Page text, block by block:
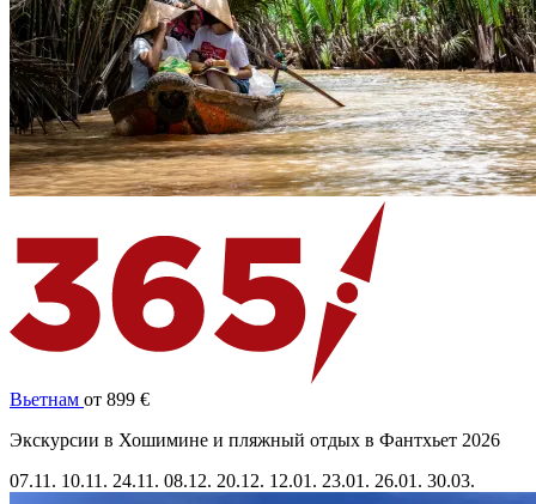
Вьетнам от 899 €
Экскурсии в Хошимине и пляжный отдых в Фантхьет 2026
07.11. 10.11. 24.11. 08.12. 20.12. 12.01. 23.01. 26.01. 30.03.